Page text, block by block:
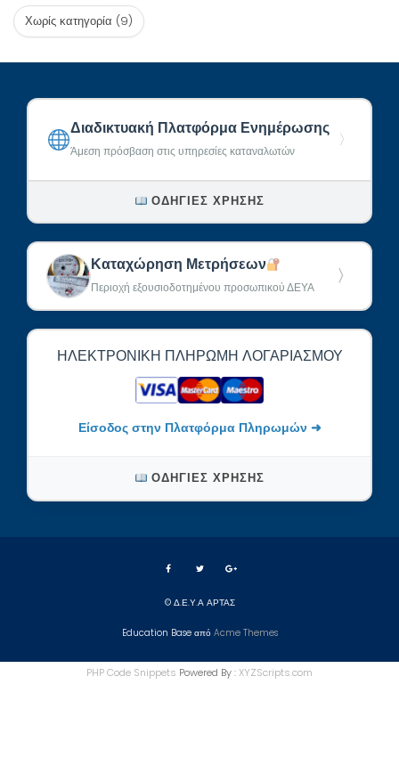
Χωρίς κατηγορία (9)
Διαδικτυακή Πλατφόρμα Ενημέρωσης
Άμεση πρόσβαση στις υπηρεσίες καταναλωτών
〉
ΟΔΗΓΊΕΣ ΧΡΉΣΗΣ
Καταχώρηση Μετρήσεων
Περιοχή εξουσιοδοτημένου προσωπικού ΔΕΥΑ
〉
ΗΛΕΚΤΡΟΝΙΚΉ ΠΛΗΡΩΜΉ ΛΟΓΑΡΙΑΣΜΟΎ
Είσοδος στην Πλατφόρμα Πληρωμών ➜
ΟΔΗΓΊΕΣ ΧΡΉΣΗΣ
© Δ.Ε.Υ.Α ΑΡΤΑΣ
Education Base από Acme Themes
PHP Code Snippets Powered By : XYZScripts.com